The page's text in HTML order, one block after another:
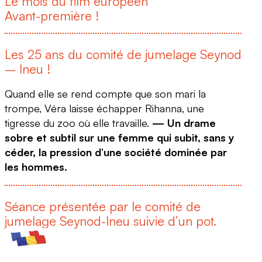
Avant-première !
Les 25 ans du comité de jumelage Seynod
– Ineu !
Quand elle se rend compte que son mari la
trompe, Véra laisse échapper Rihanna, une
tigresse du zoo où elle travaille. — Un drame
sobre et subtil sur une femme qui subit, sans y
céder, la pression d’une société dominée par
les hommes.
Séance présentée par le comité de
jumelage Seynod-Ineu suivie d’un pot.